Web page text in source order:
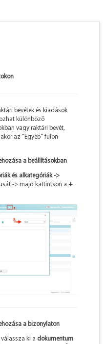
bevétek és kiadások
különböző
vagy raktári bevét,
az "Egyéb" fülön
a beállításokban
és alkategóriák ->
-> majd kattintson a +
a bizonylaton
ki a dokumentum